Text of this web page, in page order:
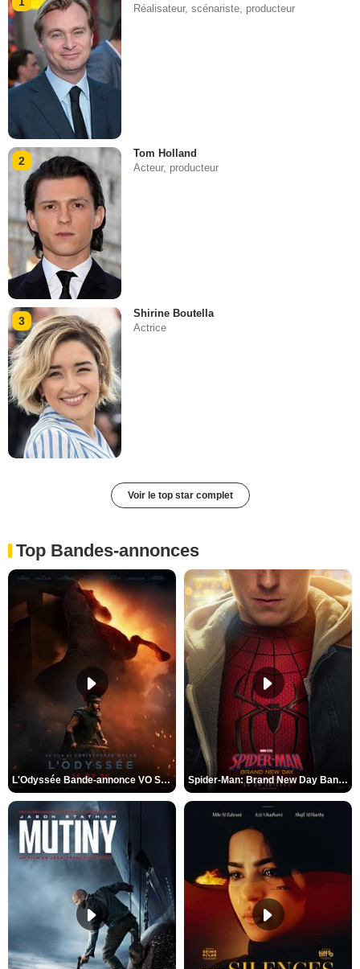
Réalisateur, scénariste, producteur
2
Tom Holland
Acteur, producteur
3
Shirine Boutella
Actrice
Voir le top star complet
Top Bandes-annonces
L'Odyssée Bande-annonce VO STFR Spider-Man: Brand New Day Bande-annonce VO STFR